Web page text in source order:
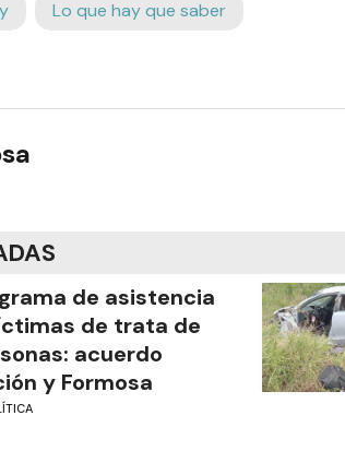
Lo que hay que saber
de asistencia
de trata de
acuerdo
y Formosa